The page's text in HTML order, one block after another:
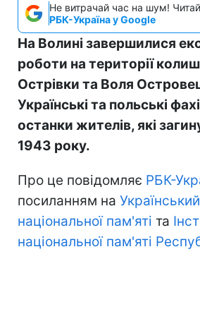
Не витрачай час на шум! Читай
РБК-Україна у Google
На Волині завершилися
роботи на території
Острівки та Воля
Українські та польські
останки жителів, які
1943 року.
Про це повідомляє РБК-
посиланням на
національної пам'яті та
національної пам'яті